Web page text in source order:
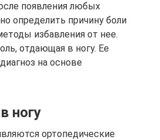
появления любых
определить причину боли
избавления от нее.
отдающая в ногу. Ее
на основе
ногу
ортопедические